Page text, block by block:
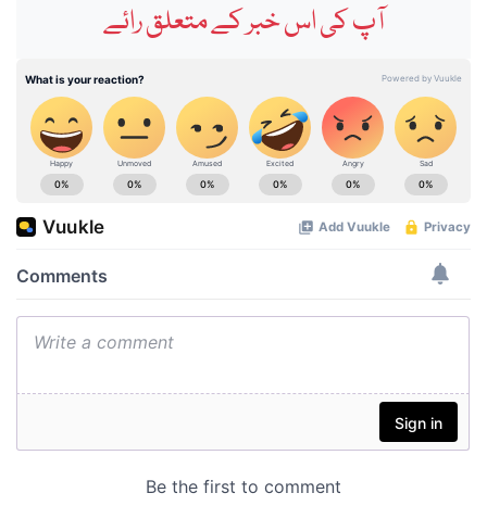
آپ کی اس خبر کے متعلق رائے